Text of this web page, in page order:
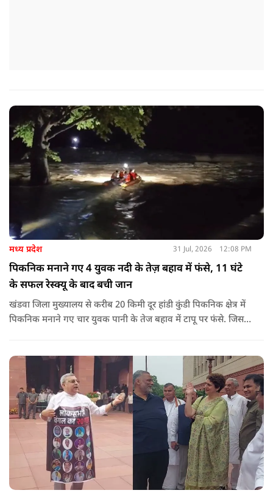
मध्य प्रदेश 31 Jul, 2026 12:08 PM
पिकनिक मनाने गए 4 युवक नदी के तेज़ बहाव में फंसे, 11 घंटे
के सफल रेस्क्यू के बाद बची जान
खंडवा जिला मुख्यालय से करीब 20 किमी दूर हांडी कुंडी पिकनिक क्षेत्र में
पिकनिक मनाने गए चार युवक पानी के तेज बहाव में टापू पर फंसे. जिसके